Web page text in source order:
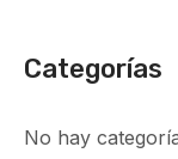
Categorías
No hay